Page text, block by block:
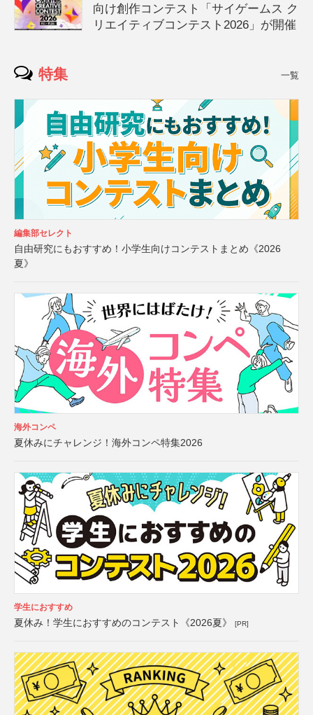
向け創作コンテスト「サイゲームス ク
リエイティブコンテスト2026」が開催
特集 一覧
編集部セレクト
自由研究にもおすすめ！小学生向けコンテストまとめ《2026
夏》
海外コンペ
夏休みにチャレンジ！海外コンペ特集2026
学生におすすめ
夏休み！学生におすすめのコンテスト《2026夏》 [PR]